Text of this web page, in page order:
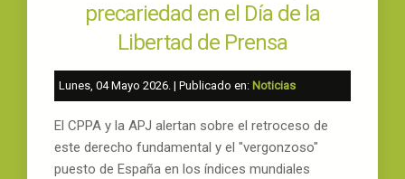
precariedad en el Día de la
Libertad de Prensa
Lunes, 04 Mayo 2026. | Publicado en: Noticias
El CPPA y la APJ alertan sobre el retroceso de
este derecho fundamental y el "vergonzoso"
puesto de España en los índices mundiales